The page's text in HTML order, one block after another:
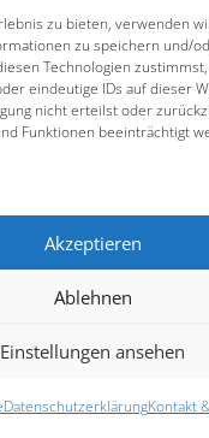
zu bieten, verwenden
zu speichern und/
Technologien
eindeutige IDs auf dieser
nicht erteilst oder
Funktionen beeinträchtigt
Akzeptieren
Ablehnen
Einstellungen ansehen
DatenschutzerklärungKontakt
Load More Posts